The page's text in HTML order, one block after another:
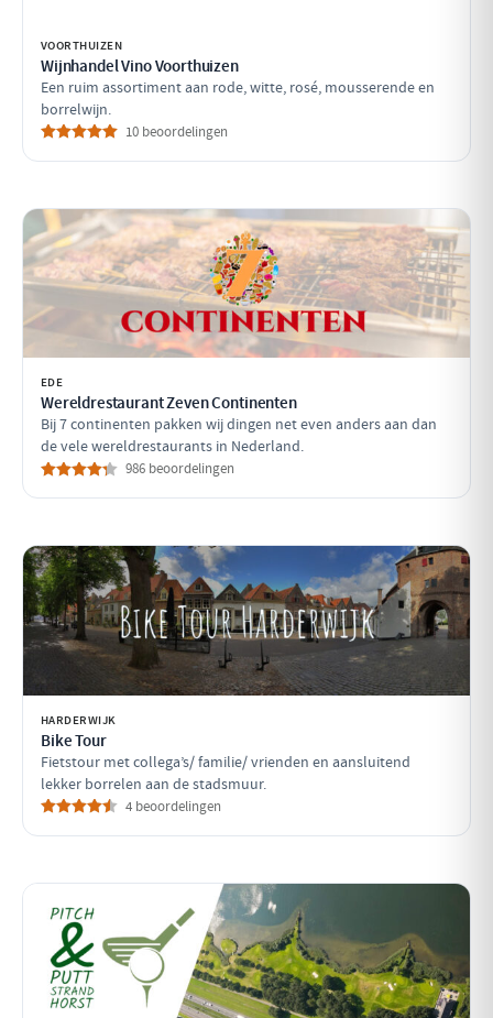
VOORTHUIZEN
Wijnhandel Vino Voorthuizen
Een ruim assortiment aan rode, witte, rosé, mousserende en
borrelwijn.
10 beoordelingen
EDE
Wereldrestaurant Zeven Continenten
Bij 7 continenten pakken wij dingen net even anders aan dan
de vele wereldrestaurants in Nederland.
986 beoordelingen
HARDERWIJK
Bike Tour
Fietstour met collega’s/ familie/ vrienden en aansluitend
lekker borrelen aan de stadsmuur.
4 beoordelingen